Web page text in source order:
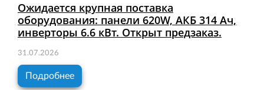
Ожидается крупная поставка
оборудования: панели 620W, АКБ 314 Ач,
инверторы 6.6 кВт. Открыт предзаказ.
31.07.2026
Подробнее